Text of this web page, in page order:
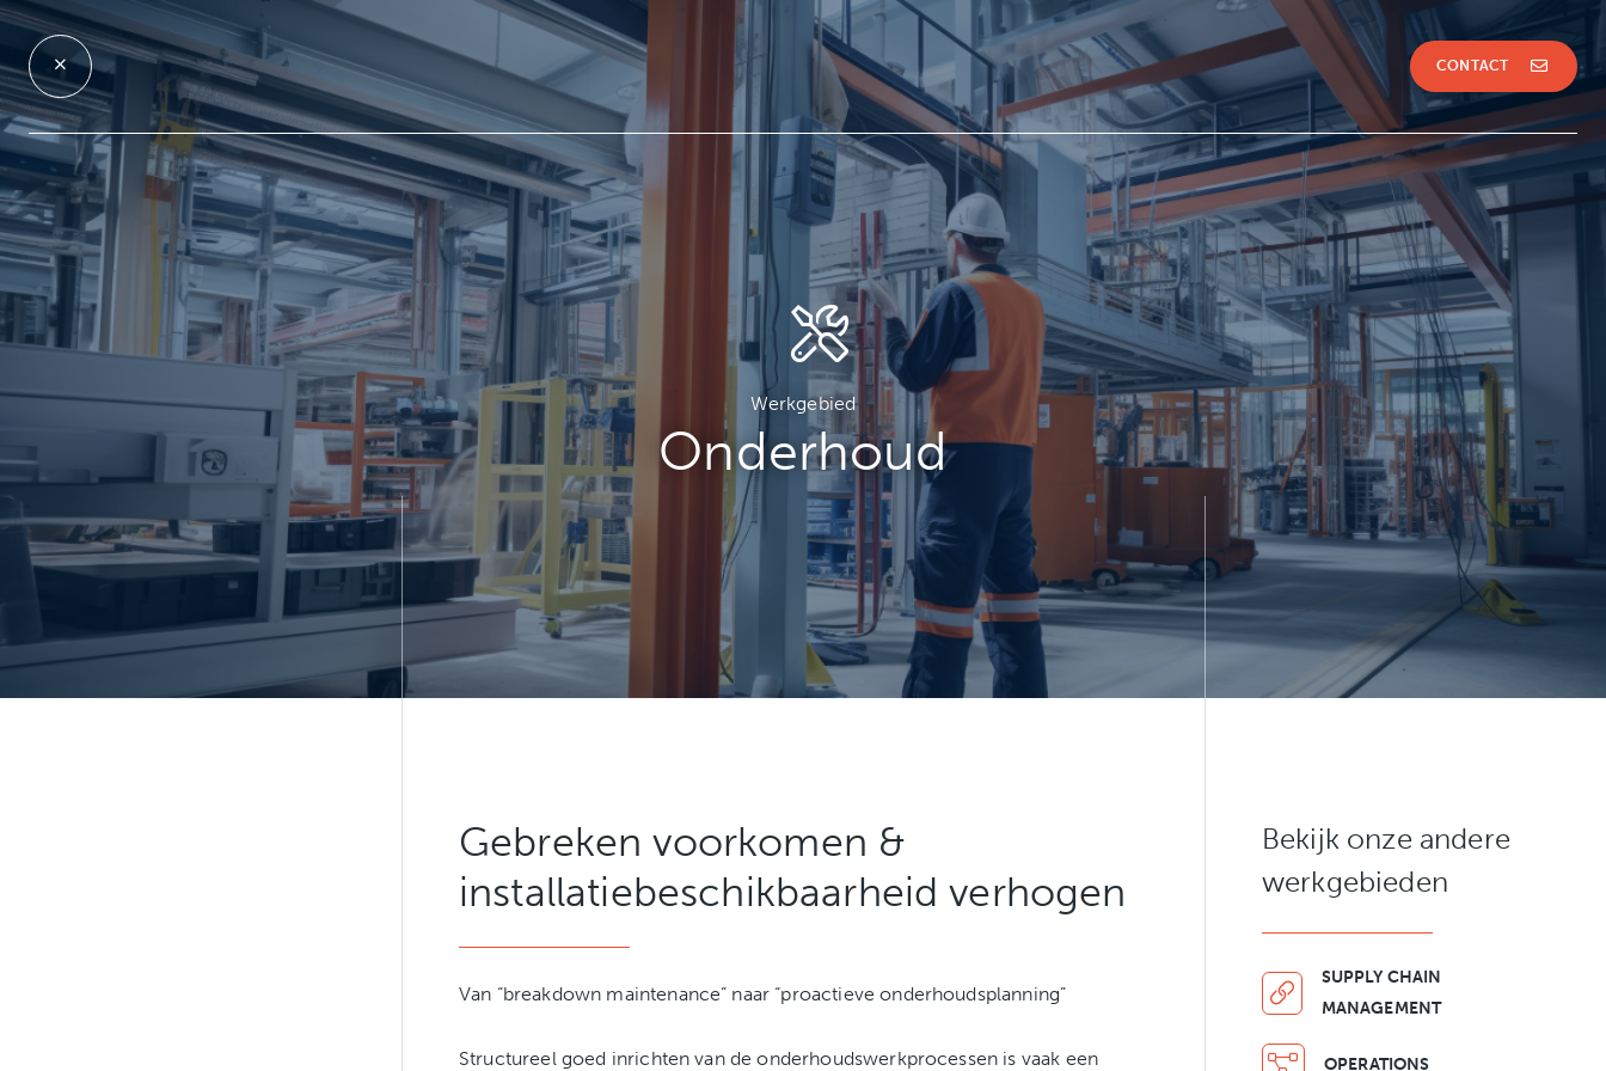
Onderhoud
Werkgebied
Gebreken voorkomen &
installatiebeschikbaarheid verhogen
Van “breakdown maintenance” naar “proactieve onderhoudsplanning”
Structureel goed inrichten van de onderhoudswerkprocessen is vaak een
Bekijk onze andere
werkgebieden
SUPPLY CHAIN
MANAGEMENT
OPERATIONS
CONTACT